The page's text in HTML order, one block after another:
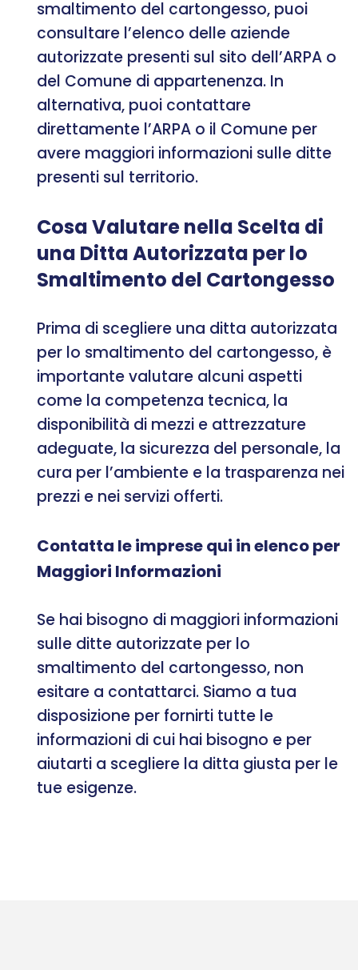
smaltimento del cartongesso, puoi
consultare l’elenco delle aziende
autorizzate presenti sul sito dell’ARPA o
del Comune di appartenenza. In
alternativa, puoi contattare
direttamente l’ARPA o il Comune per
avere maggiori informazioni sulle ditte
presenti sul territorio.
Cosa Valutare nella Scelta di
una Ditta Autorizzata per lo
Smaltimento del Cartongesso
Prima di scegliere una ditta autorizzata
per lo smaltimento del cartongesso, è
importante valutare alcuni aspetti
come la competenza tecnica, la
disponibilità di mezzi e attrezzature
adeguate, la sicurezza del personale, la
cura per l’ambiente e la trasparenza nei
prezzi e nei servizi offerti.
Contatta le imprese qui in elenco per
Maggiori Informazioni
Se hai bisogno di maggiori informazioni
sulle ditte autorizzate per lo
smaltimento del cartongesso, non
esitare a contattarci. Siamo a tua
disposizione per fornirti tutte le
informazioni di cui hai bisogno e per
aiutarti a scegliere la ditta giusta per le
tue esigenze.